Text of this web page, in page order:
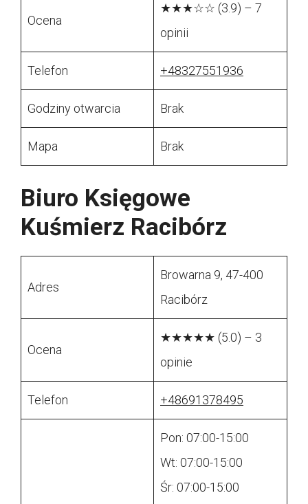
Ocena
★★★☆☆ (3.9) – 7
opinii
Telefon +48327551936
Godziny otwarcia Brak
Mapa Brak
Biuro Księgowe
Kuśmierz Racibórz
Adres
Browarna 9, 47-400
Racibórz
Ocena
★★★★★ (5.0) – 3
opinie
Telefon +48691378495
Pon: 07:00-15:00
Wt: 07:00-15:00
Śr: 07:00-15:00